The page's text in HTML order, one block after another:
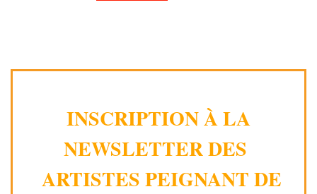
INSCRIPTION À LA
NEWSLETTER DES
ARTISTES PEIGNANT DE